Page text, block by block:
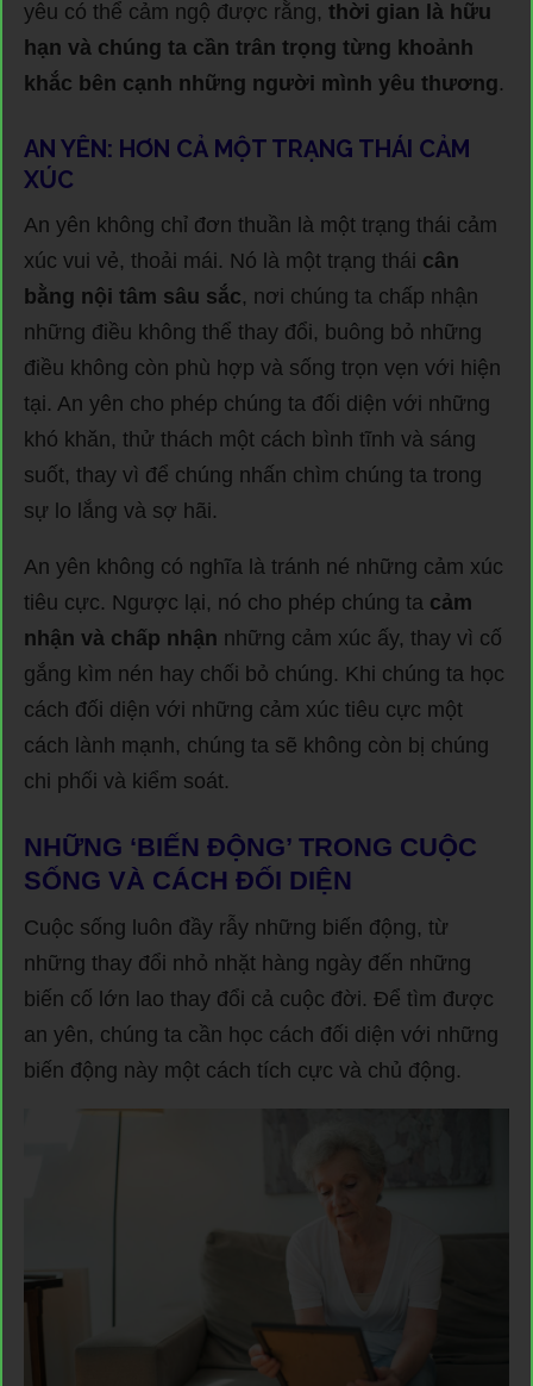
yêu có thể cảm ngộ được rằng, thời gian là hữu
hạn và chúng ta cần trân trọng từng khoảnh
khắc bên cạnh những người mình yêu thương.
AN YÊN: HƠN CẢ MỘT TRẠNG THÁI CẢM
XÚC
An yên không chỉ đơn thuần là một trạng thái cảm
xúc vui vẻ, thoải mái. Nó là một trạng thái cân
bằng nội tâm sâu sắc, nơi chúng ta chấp nhận
những điều không thể thay đổi, buông bỏ những
điều không còn phù hợp và sống trọn vẹn với hiện
tại. An yên cho phép chúng ta đối diện với những
khó khăn, thử thách một cách bình tĩnh và sáng
suốt, thay vì để chúng nhấn chìm chúng ta trong
sự lo lắng và sợ hãi.
An yên không có nghĩa là tránh né những cảm xúc
tiêu cực. Ngược lại, nó cho phép chúng ta cảm
nhận và chấp nhận những cảm xúc ấy, thay vì cố
gắng kìm nén hay chối bỏ chúng. Khi chúng ta học
cách đối diện với những cảm xúc tiêu cực một
cách lành mạnh, chúng ta sẽ không còn bị chúng
chi phối và kiểm soát.
NHỮNG ‘BIẾN ĐỘNG’ TRONG CUỘC
SỐNG VÀ CÁCH ĐỐI DIỆN
Cuộc sống luôn đầy rẫy những biến động, từ
những thay đổi nhỏ nhặt hàng ngày đến những
biến cố lớn lao thay đổi cả cuộc đời. Để tìm được
an yên, chúng ta cần học cách đối diện với những
biến động này một cách tích cực và chủ động.